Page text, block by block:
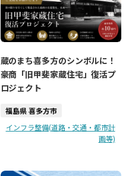
蔵のまち喜多方のシンボルに！
豪商「旧甲斐家蔵住宅」復活プ
ロジェクト
福島県 喜多方市
インフラ整備(道路・交通・都市計
画等)